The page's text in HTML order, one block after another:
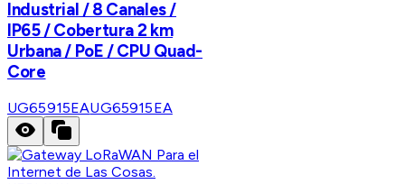
Industrial / 8 Canales /
IP65 / Cobertura 2 km
Urbana / PoE / CPU Quad-
Core
UG65915EAUG65915EA